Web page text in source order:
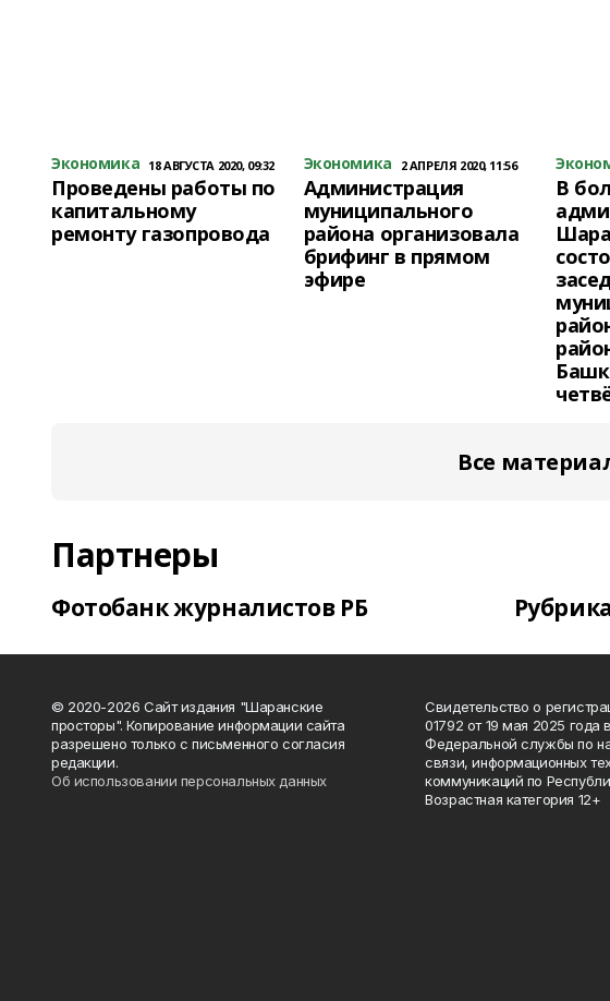
Экономика 18 АВГУСТА 2020, 09:32
Проведены работы по
капитальному
ремонту газопровода
Экономика 2 АПРЕЛЯ 2020, 11:56
Администрация
муниципального
района организовала
брифинг в прямом
эфире
В
Все
Партнеры
Фотобанк журналистов РБ
© 2020-2026 Сайт издания "Шаранские
просторы". Копирование информации сайта
разрешено только с письменного согласия
редакции.
Об использовании персональных данных
Свидетельство о
01792 от 19 мая 2025 года
Федеральной службы по
связи, информационных
коммуникаций по
Возрастная категория 12+